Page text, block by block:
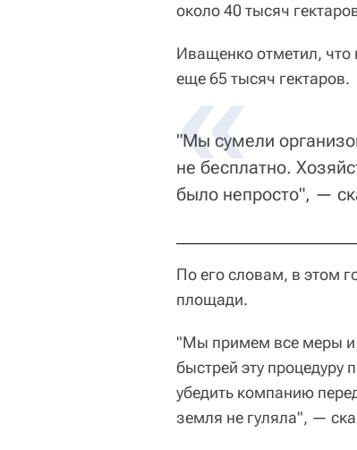
около 40 тысяч
Иващенко отметил, что
еще 65 тысяч гектаров.
"Мы сумели
не бесплатно.
было непросто", —
По его словам, в этом
площади.
"Мы примем все меры и
быстрей эту
убедить компанию
земля не гуляла", —